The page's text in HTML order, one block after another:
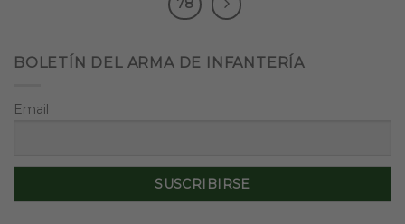
78
BOLETÍN DEL ARMA DE INFANTERÍA
Email